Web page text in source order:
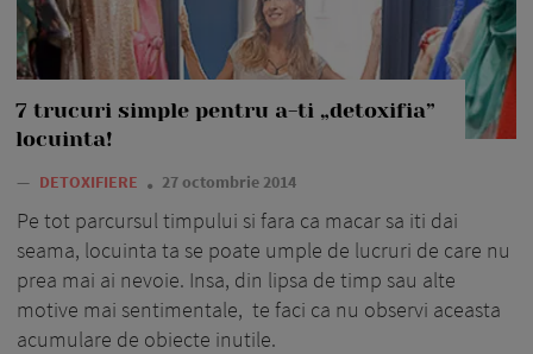
7 trucuri simple pentru a-ti „detoxifia”
locuinta!
— DETOXIFIERE 27 octombrie 2014
Pe tot parcursul timpului si fara ca macar sa iti dai
seama, locuinta ta se poate umple de lucruri de care nu
prea mai ai nevoie. Insa, din lipsa de timp sau alte
motive mai sentimentale, te faci ca nu observi aceasta
acumulare de obiecte inutile.